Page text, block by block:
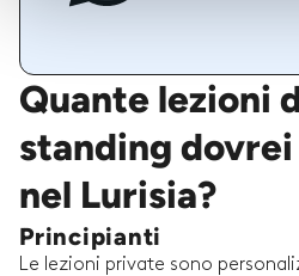
Quante lezioni
standing
nel Lurisia?
Principianti
Le lezioni private sono